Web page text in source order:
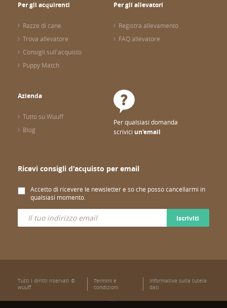
Per gli acquirenti
Razze di cane
Trova allevatore
Consigli sull'acquisto
Puppy Match
Per gli allevatori
Registra allevamento
FAQ allevatore
Azienda
Tutto su Wuuff
Blog
Per qualsiasi domanda
scrivici un'email
Ricevi consigli d'acquisto per email
Accetto di ricevere le newsletter e so che posso cancellarmi in
qualsiasi momento.
Iscriviti
Tutti i diritti riservati ©
wuuff
Termini e
condizioni
Informativa sulla tutela
dati